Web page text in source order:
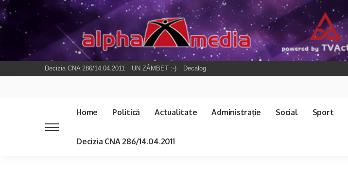
Decizia CNA 286/14.04.2011 UN ZÂMBET :-) Decalog
Home Politică Actualitate Administrație Social Sport
Decizia CNA 286/14.04.2011